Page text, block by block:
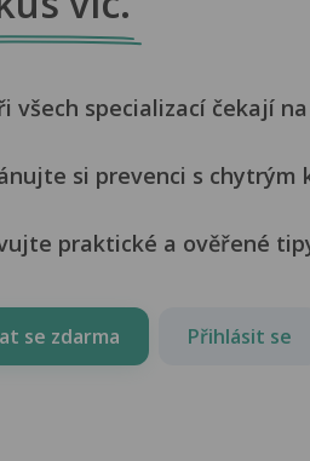
všech specializací čekají
si prevenci s chytrým
praktické a ověřené
se zdarma Přihlásit se